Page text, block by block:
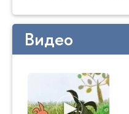
Видео